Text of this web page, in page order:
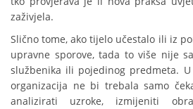
zaživjela.
Slično tome, ako tijelo učestalo ili iz
upravne sporove, tada to više nije
službenika ili pojedinog predmeta.
organizacija ne bi trebala samo
analizirati uzroke, izmijeniti